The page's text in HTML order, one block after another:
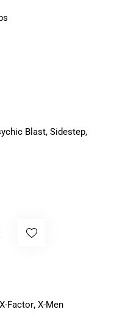
Blast, Sidestep,
X-Factor, X-Men